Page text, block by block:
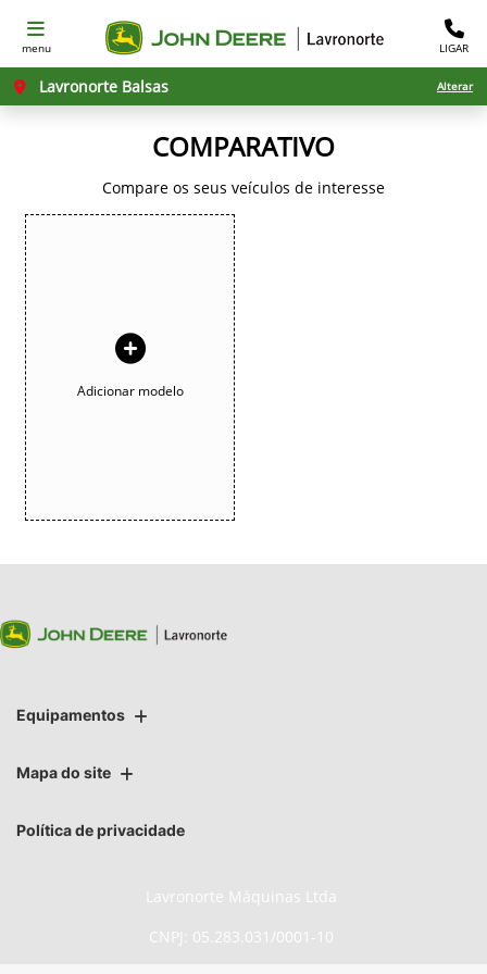
menu LIGAR
Lavronorte Balsas Alterar
COMPARATIVO
Compare os seus veículos de interesse
Adicionar modelo
Equipamentos
Mapa do site
Política de privacidade
Lavronorte Máquinas Ltda
CNPJ: 05.283.031/0001-10